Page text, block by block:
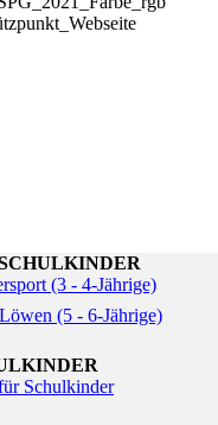
(3 - 4-Jährige)
(5 - 6-Jährige)
Schulkinder